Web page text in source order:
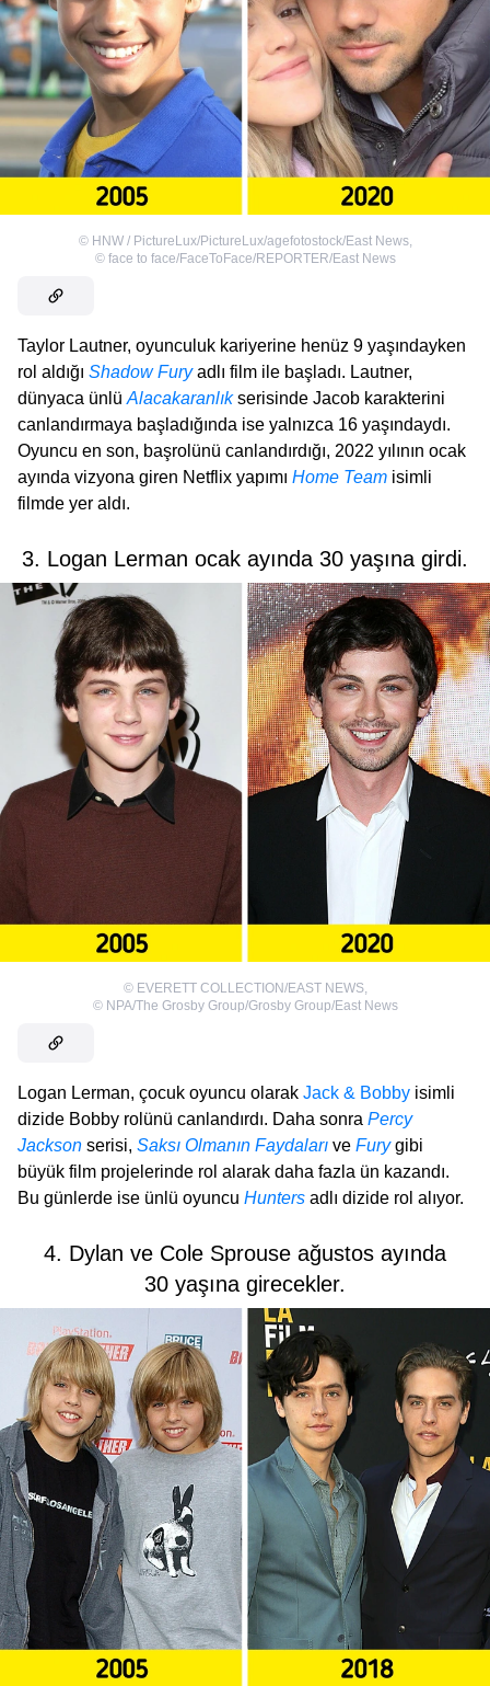
© HNW / PictureLux/PictureLux/agefotostock/East News,
© face to face/FaceToFace/REPORTER/East News
Taylor Lautner, oyunculuk kariyerine henüz 9 yaşındayken
rol aldığı Shadow Furyadlı film ile başladı. Lautner,
dünyaca ünlü Alacakaranlık serisinde Jacob karakterini
canlandırmaya başladığında ise yalnızca 16 yaşındaydı.
Oyuncu en son, başrolünü canlandırdığı, 2022 yılının ocak
ayında vizyona giren Netflix yapımı Home Team isimli
filmde yer aldı.
3. Logan Lerman ocak ayında 30 yaşına girdi.
© EVERETT COLLECTION/EAST NEWS,
© NPA/The Grosby Group/Grosby Group/East News
Logan Lerman, çocuk oyuncu olarak Jack & Bobby isimli
dizide Bobby rolünü canlandırdı. Daha sonra Percy
Jackson serisi, Saksı Olmanın Faydaları ve Fury gibi
büyük film projelerinde rol alarak daha fazla ün kazandı.
Bu günlerde ise ünlü oyuncu Hunters adlı dizide rol alıyor.
4. Dylan ve Cole Sprouse ağustos ayında
30 yaşına girecekler.